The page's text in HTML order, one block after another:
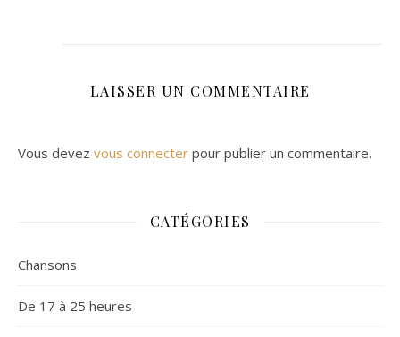
LAISSER UN COMMENTAIRE
Vous devez vous connecter pour publier un commentaire.
CATÉGORIES
Chansons
De 17 à 25 heures